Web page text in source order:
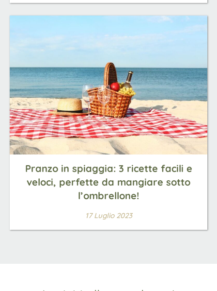
Pranzo in spiaggia: 3 ricette facili e
veloci, perfette da mangiare sotto
l’ombrellone!
17 Luglio 2023